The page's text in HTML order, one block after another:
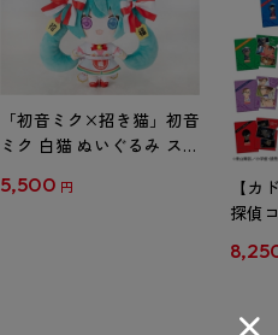
「初音ミク×招き猫」初音
ミク 白猫 ぬいぐるみ スタ
5,500 円
【カ
探偵
クリ